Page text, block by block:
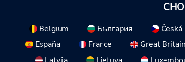
Belgium България
España
France Great Britain